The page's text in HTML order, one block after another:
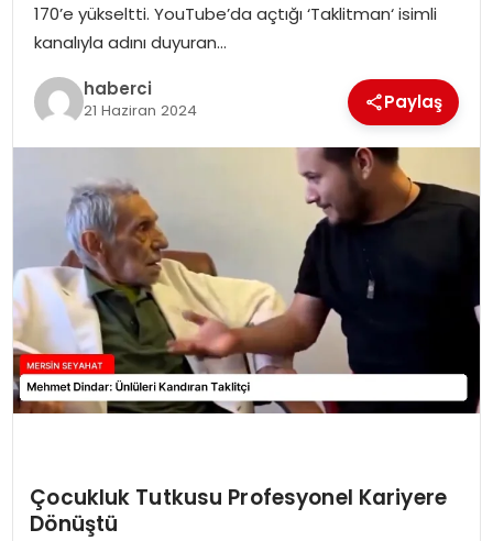
170’e yükseltti. YouTube’da açtığı ‘Taklitman‘ isimli
kanalıyla adını duyuran…
haberci
21 Haziran 2024 Paylaş
Çocukluk Tutkusu Profesyonel Kariyere
Dönüştü